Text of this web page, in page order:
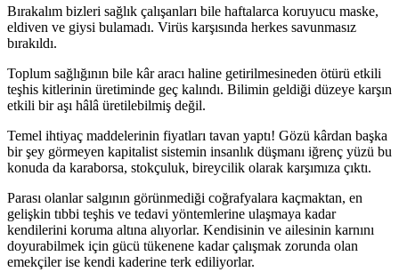
Bırakalım bizleri sağlık çalışanları bile haftalarca koruyucu maske,
eldiven ve giysi bulamadı. Virüs karşısında herkes savunmasız
bırakıldı.
Toplum sağlığının bile kâr aracı haline getirilmesineden ötürü etkili
teşhis kitlerinin üretiminde geç kalındı. Bilimin geldiği düzeye karşın
etkili bir aşı hâlâ üretilebilmiş değil.
Temel ihtiyaç maddelerinin fiyatları tavan yaptı! Gözü kârdan başka
bir şey görmeyen kapitalist sistemin insanlık düşmanı iğrenç yüzü bu
konuda da karaborsa, stokçuluk, bireycilik olarak karşımıza çıktı.
Parası olanlar salgının görünmediği coğrafyalara kaçmaktan, en
gelişkin tıbbi teşhis ve tedavi yöntemlerine ulaşmaya kadar
kendilerini koruma altına alıyorlar. Kendisinin ve ailesinin karnını
doyurabilmek için gücü tükenene kadar çalışmak zorunda olan
emekçiler ise kendi kaderine terk ediliyorlar.